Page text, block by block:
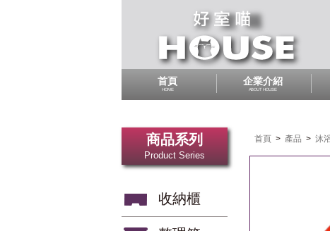
首頁
HOME
企業介紹
ABOUT HOUSE
商品系列
Product Series
收納櫃
首頁 > 產品 > 沐